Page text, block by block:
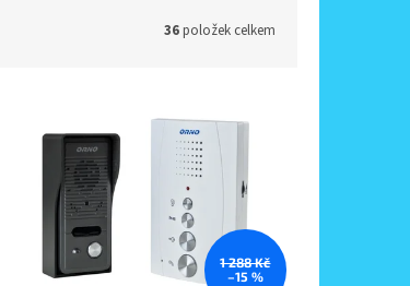
36položek celkem
1 288 Kč
–15 %